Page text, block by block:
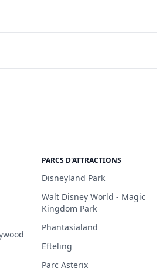
PARCS D'ATTRACTIONS
Disneyland Park
Walt Disney World - Magic
Kingdom Park
Phantasialand
Efteling
Parc Asterix